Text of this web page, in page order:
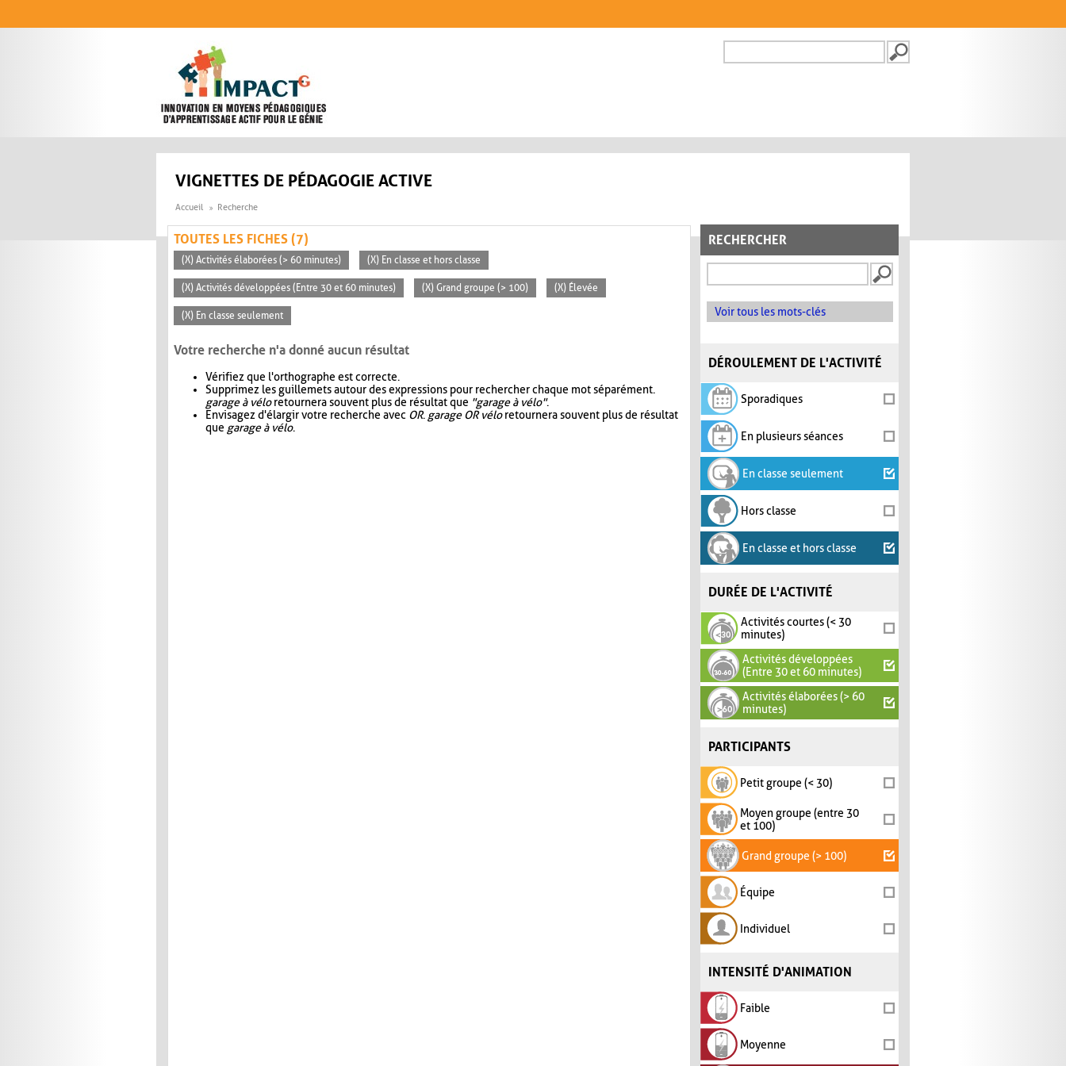
FORMULAIRE DE
VIGNETTES DE PÉDAGOGIE ACTIVE
Accueil Recherche
RECHERCHER
Voir tous les mots-clés
DÉROULEMENT DE L'ACTIVITÉ
Sporadiques
En plusieurs séances
En classe seulement
Hors classe
En classe et hors classe
DURÉE DE L'ACTIVITÉ
Activités courtes (< 30
minutes)
Activités développées
(Entre 30 et 60 minutes)
Activités élaborées (> 60
minutes)
PARTICIPANTS
Petit groupe (< 30)
Moyen groupe (entre 30
et 100)
Grand groupe (> 100)
Équipe
Individuel
INTENSITÉ D'ANIMATION
Faible
Moyenne
TOUTES LES FICHES (7)
(X) Activités élaborées (> 60 minutes) (X) En classe et hors classe
(X) Activités développées (Entre 30 et 60 minutes) (X) Grand groupe (> 100) (X) Élevée
(X) En classe seulement
Votre recherche n'a donné aucun résultat
Vérifiez que l'orthographe est correcte.
Supprimez les guillemets autour des expressions pour rechercher chaque mot séparément.
garage à véloretournera souvent plus de résultat que "garage à vélo".
Envisagez d'élargir votre recherche avec OR. garage OR véloretournera souvent plus de résultat
que garage à vélo.